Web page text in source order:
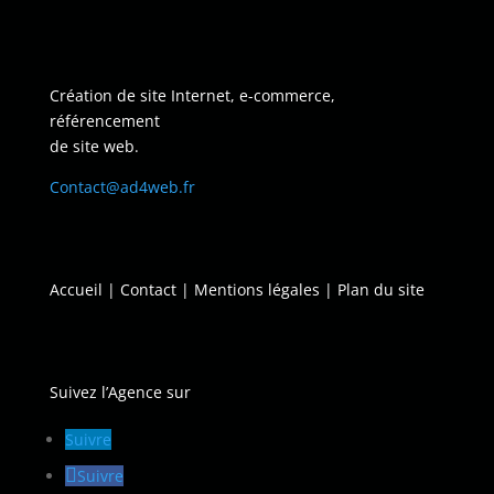
Création de site Internet, e-commerce,
référencement
de site web.
Contact@ad4web.fr
Accueil | Contact| Mentions légales | Plan du site
Suivez l’Agence sur
Suivre
Suivre